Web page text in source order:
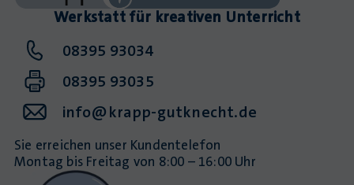
Werkstatt für kreativen Unterricht
08395 93034
08395 93035
info@krapp-gutknecht.de
Sie erreichen unser Kundentelefon
Montag bis Freitag von 8:00 – 16:00 Uhr